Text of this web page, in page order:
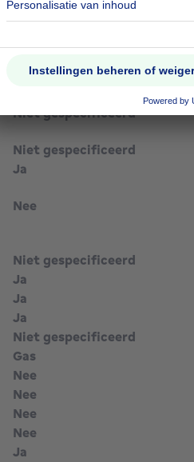
Niet gespecificeerd
20260326-0000748273-01-0
Niet gespecificeerd
Niet gespecificeerd
Ja
Nee
Niet gespecificeerd
Ja
Ja
Ja
Niet gespecificeerd
Gas
Nee
Nee
Nee
Nee
Ja